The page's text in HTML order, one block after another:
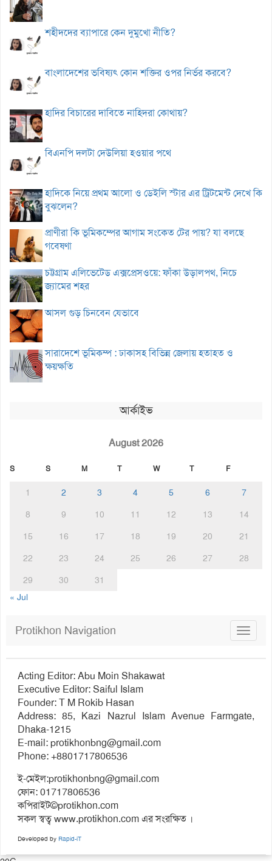
শহীদদের ব্যাপারে কেন দুমুখো নীতি?
বাংলাদেশের ভবিষ্যৎ কোন শক্তির ওপর নির্ভর করবে?
হাদির বিচারের দাবিতে নাহিদরা কোথায়?
বিএনপি দলটা দেউলিয়া হওয়ার পথে
হাদিকে নিয়ে প্রথম আলো ও ডেইলি স্টার এর ট্রিটমেন্ট দেখে কি
বুঝলেন?
প্রাণীরা কি ভূমিকম্পের আগাম সংকেত টের পায়? যা বলছে
গবেষণা
চট্টগ্রাম এলিভেটেড এক্সপ্রেসওয়ে: ফাঁকা উড়ালপথ, নিচে
জ্যামের শহর
আসল গুড় চিনবেন যেভাবে
সারাদেশে ভূমিকম্প : ঢাকাসহ বিভিন্ন জেলায় হতাহত ও
ক্ষয়ক্ষতি
আর্কাইভ
August 2026
S S M T W T F
1 2 3 4 5 6
7
8
9 10 11 12 13
14
15
16 17 18 19 20
21
22
23 24 25 26 27
28
29
30
31
« Jul
Toggle
Protikhon Navigation
Acting Editor: Abu Moin Shakawat
Executive Editor: Saiful Islam
Founder: T M Rokib Hasan
Address: 85, Kazi Nazrul Islam Avenue Farmgate,
Dhaka-1215
E-mail:protikhonbng@gmail.com
Phone: +8801717806536
ই-মেইল:protikhonbng@gmail.com
ফোন: 01717806536
কপিরাইট©protikhon.com
সকল স্বত্ব www.protikhon.com এর সংরক্ষিত ।
Developed by Rapid-iT